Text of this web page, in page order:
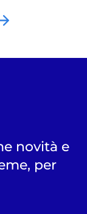
novità e
per